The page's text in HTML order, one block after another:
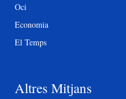
Oci
Economia
El Temps
Altres Mitjans